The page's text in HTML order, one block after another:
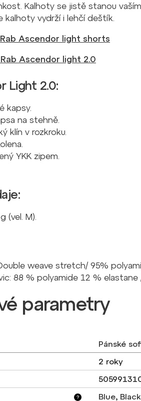
Kalhoty se jistě stanou
kalhoty vydrží i lehčí deštík.
Rab Ascendor light shorts
Ascendor light 2.0
Light 2.0:
kapsy.
na stehně.
klín v rozkroku.
YKK zipem.
(vel. M).
weave stretch/ 95%
88 % polyamide 12 % elastane
parametry
Pánské
2 roky
? Blue, Black